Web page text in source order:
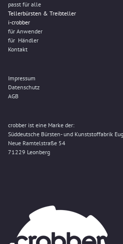
passt für alle
Tellerbürsten & Treibteller
i-crobber
für Anwender
für Händler
Kontakt
Impressum
Datenschutz
AGB
crobber ist eine Marke der:
Süddeutsche Bürsten- und Kunststoffabrik
Neue Ramtelstraße 54
71229 Leonberg